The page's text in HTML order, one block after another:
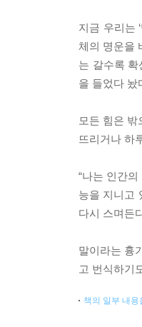
지금 우리는
체의 명운을
는 갈수록
을 들었다 놨
모든 힘은
뜨리거나 하
“나는 인간
능을 지니고
다시 스며든
말이라는 흉
고 번식하기
책의 일부 내